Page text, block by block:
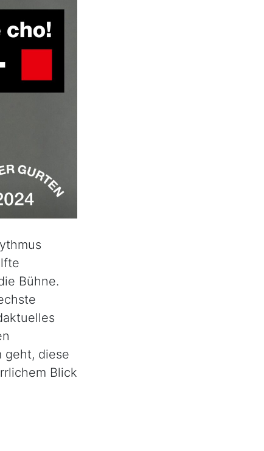
Bühne.
geht, diese
Blick